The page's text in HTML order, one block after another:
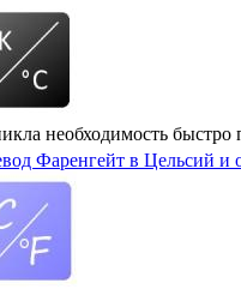
необходимость
Фаренгейт в Цельсий и